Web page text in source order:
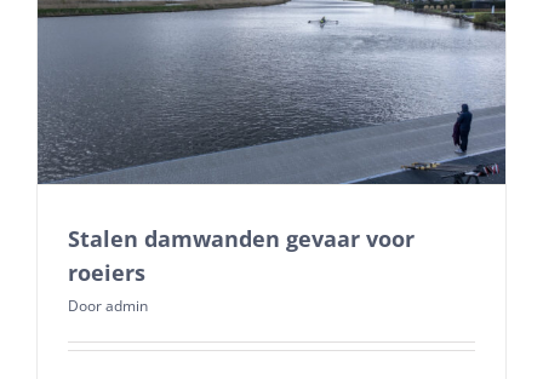
Stalen damwanden gevaar voor
roeiers
Dooradmin